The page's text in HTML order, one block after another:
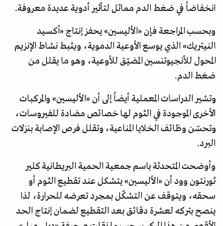
انخفاضاً في ضغط الدم مماثل لتأثير أدوية عديدة معروفة.
وبحسب المراجعة فإن «الأليسين» يحفز إنتاج «أكسيد
النيتريك» الذي يوسع الأوعية الدموية، ويثبط نشاط الإنزيم
المحول للأنجيوتنسين المضيّق للأوعية، وهو ما يقلل من
ضغط الدم.
وتشير الدراسات المعملية أيضاً إلى أن «الأليسين» والمركبات
الأخرى الموجودة في الثوم لها خصائص مضادة للفيروسات،
وتحسّن وظائف الخلايا المناعية، وتقلل فرص الإصابة بنزلات
البرد.
وأوضحت المتحدثة باسم جمعية الحمية البريطانية كلير
ثورنتون وود أن «الأليسين» يتشكل عند تقطيع الثوم أو
سحقه، ويتوقف عن التشكّل بمجرد تعرضه للحرارة، لذا
ينصح بتركه لعشرة دقائق بعد التقطيع لضمان إنتاج الحد